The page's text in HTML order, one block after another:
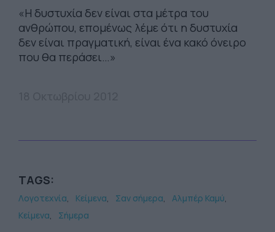
«Η δυστυχία δεν είναι στα μέτρα του
ανθρώπου, επομένως λέμε ότι η δυστυχία
δεν είναι πραγματική, είναι ένα κακό όνειρο
που θα περάσει…»
TAGS:
Λογοτεχνία Κείμενα Σαν σήμερα
Αλμπέρ Καμύ
Κείμενα
Σήμερα